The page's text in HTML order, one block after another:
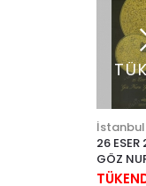
26 ESER
GÖZ